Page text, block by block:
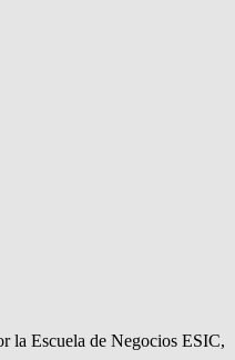
la Escuela de Negocios ESIC,